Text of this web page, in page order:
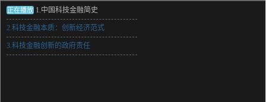
正在播放 1.中国科技金融简史
2.科技金融本质：创新经济范式
3.科技金融创新的政府责任